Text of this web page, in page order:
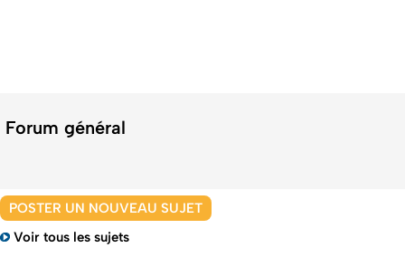
Forum général
POSTER UN NOUVEAU SUJET
Voir tous les sujets